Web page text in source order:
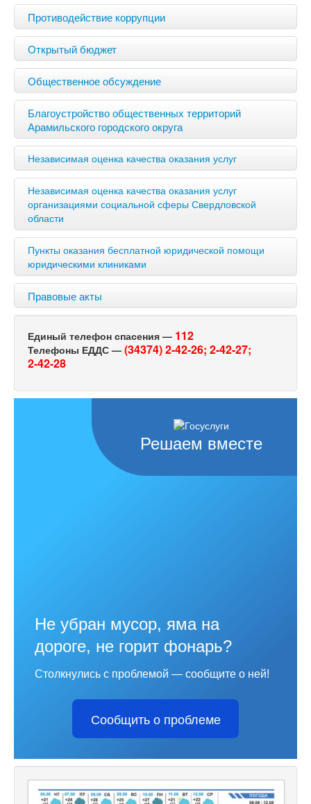
Противодействие коррупции
Открытый бюджет
Общественное обсуждение
Благоустройство общественных территорий
Арамильского городского округа
Независимая оценка качества оказания услуг
Независимая оценка качества оказания услуг
организациями социальной сферы Свердловской
области
Пункты оказания бесплатной юридической помощи
юридическими клиниками
Правовые акты
Единый телефон спасения — 112
Телефоны ЕДДС — (34374) 2-42-26; 2-42-27;
2-42-28
Решаем вместе
Не убран мусор, яма на
дороге, не горит фонарь?
Столкнулись с проблемой — сообщите о ней!
Сообщить о проблеме